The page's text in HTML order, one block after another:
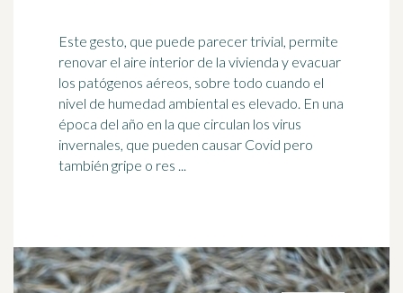
Este gesto, que puede parecer trivial, permite
renovar el aire interior de la vivienda y evacuar
los patógenos aéreos, sobre todo cuando el
nivel de humedad ambiental es elevado. En una
época del año en la que circulan los virus
invernales, que pueden causar Covid pero
también gripe o res ...